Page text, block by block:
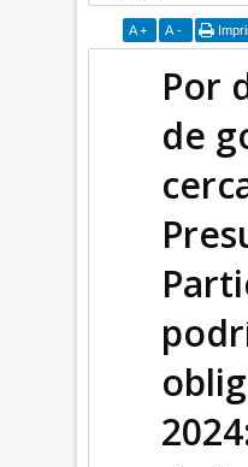
A + A -
Por
de